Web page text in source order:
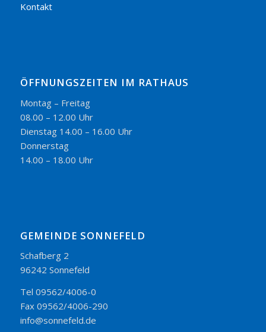
Kontakt
ÖFFNUNGSZEITEN IM RATHAUS
Montag – Freitag
08.00 – 12.00 Uhr
Dienstag 14.00 – 16.00 Uhr
Donnerstag
14.00 – 18.00 Uhr
GEMEINDE SONNEFELD
Schafberg 2
96242 Sonnefeld
Tel 09562/4006-0
Fax 09562/4006-290
info@sonnefeld.de